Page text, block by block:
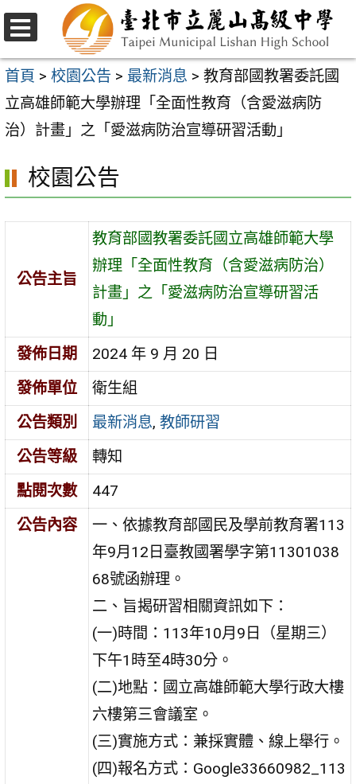
跳
至
主
要
內
區
選
單
首頁 > 校園公告 > 最新消息 > 教育部國教署委託國
立高雄師範大學辦理「全面性教育（含愛滋病防
治）計畫」之「愛滋病防治宣導研習活動」
校園公告
公告主旨
教育部國教署委託國立高雄師範大學
辦理「全面性教育（含愛滋病防治）
計畫」之「愛滋病防治宣導研習活
動」
發佈日期
2024 年 9 月 20 日
發佈單位
衛生組
公告類別
最新消息,教師研習
公告等級
轉知
點閱次數
447
公告內容
一、依據教育部國民及學前教育署113
年9月12日臺教國署學字第11301038
68號函辦理。
二、旨揭研習相關資訊如下：
(一)時間：113年10月9日（星期三）
下午1時至4時30分。
(二)地點：國立高雄師範大學行政大樓
六樓第三會議室。
(三)實施方式：兼採實體、線上舉行。
(四)報名方式：Google33660982_113